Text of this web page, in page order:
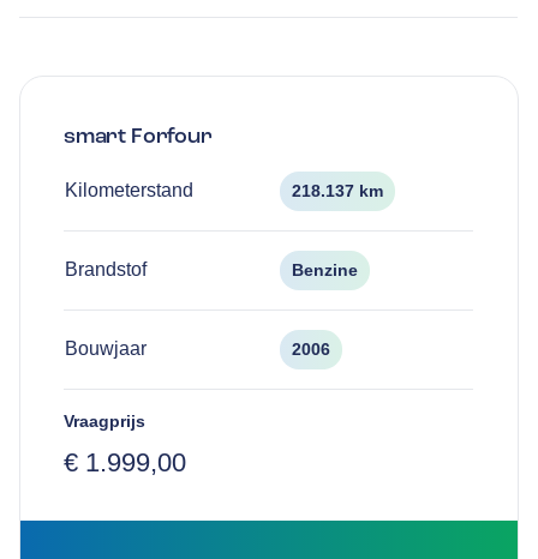
smart Forfour
Kilometerstand 218.137 km
Brandstof Benzine
Bouwjaar 2006
Vraagprijs
€ 1.999,00